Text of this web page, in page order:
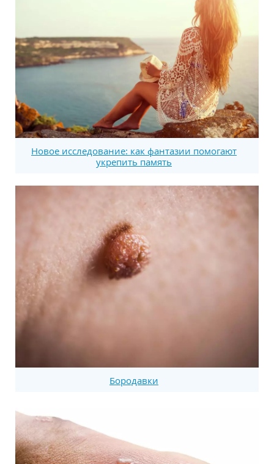
Новое исследование: как фантазии помогают
укрепить память
Бородавки